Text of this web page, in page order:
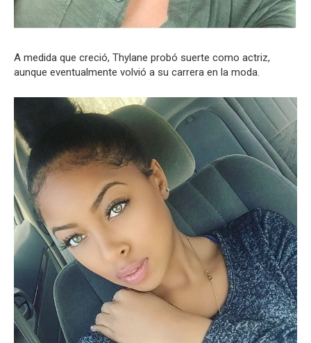
A medida que creció, Thylane probó suerte como actriz,
aunque eventualmente volvió a su carrera en la moda.